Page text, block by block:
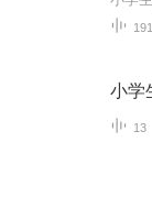
小学
13